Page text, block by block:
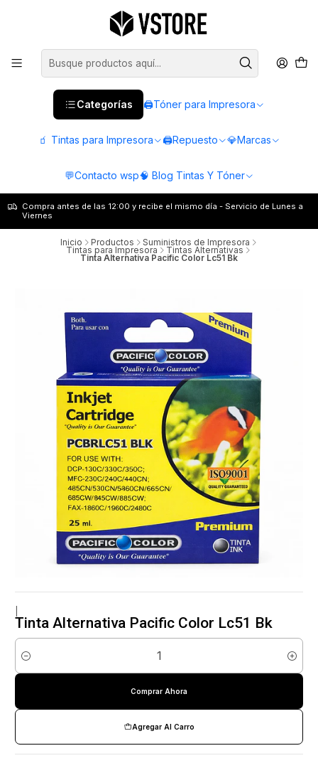
Categorías 🖨️Tóner para Impresora
🧃 Tintas para Impresora 🖨️Repuesto 💎Marcas
💬Contacto wsp🧠 Blog Tintas Y Tóner
Compra antes de las 12:00 y recibe el mismo día - Servicio de Lunes a
Viernes
Inicio Productos Suministros de Impresora
Tintas para Impresora Tintas Alternativas
Tinta Alternativa Pacific Color Lc51 Bk
Tinta Alternativa Pacific Color Lc51 Bk
Cantidad
Agregar Al Carro
Comprar Ahora